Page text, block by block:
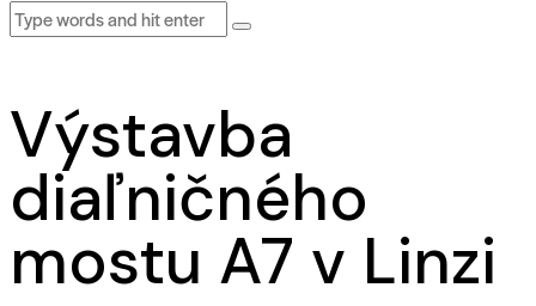
Výstavba
diaľničného
mostu A7 v Linzi